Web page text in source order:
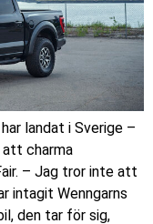
landat i Sverige –
att charma
– Jag tror inte att
intagit Wenngarns
den tar för sig,